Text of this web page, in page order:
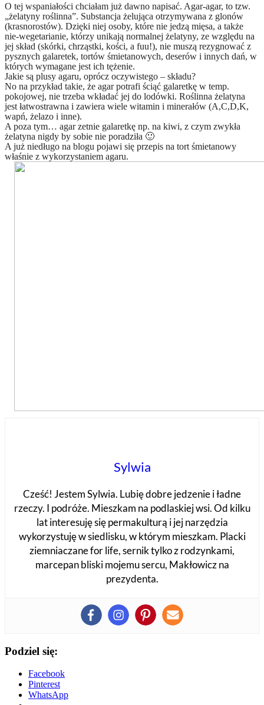
O tej wspaniałości chciałam już dawno napisać. Agar-agar, to tzw.
„żelatyny roślinna”. Substancja żelująca otrzymywana z glonów
(krasnorostów). Dzięki niej osoby, które nie jedzą mięsa, a także
nie-wegetarianie, którzy unikają normalnej żelatyny, ze względu na
jej skład (skórki, chrząstki, kości, a fuu!), nie muszą rezygnować z
pysznych galaretek, tortów śmietanowych, deserów i innych dań, w
których wymagane jest ich tężenie.
Jakie są plusy agaru, oprócz oczywistego – składu?
No na przykład takie, że agar potrafi ściąć galaretkę w temp.
pokojowej, nie trzeba wkładać jej do lodówki. Roślinna żelatyna
jest łatwostrawna i zawiera wiele witamin i minerałów (A,C,D,K,
wapń, żelazo i inne).
A poza tym… agar zetnie galaretkę np. na kiwi, z czym zwykła
żelatyna nigdy by sobie nie poradziła 🙂
A już niedługo na blogu pojawi się przepis na tort śmietanowy
właśnie z wykorzystaniem agaru.
Sylwia
Cześć! Jestem Sylwia. Lubię dobre jedzenie i ładne
rzeczy. I podróże. Mieszkam na podlaskiej wsi. Od kilku
lat interesuję się permakulturą i jej narzędzia
wykorzystuję w siedlisku, w którym mieszkam. Placki
ziemniaczane for life, sernik tylko z rodzynkami,
marcepan bliski mojemu sercu, Makłowicz na
prezydenta.
Podziel się:
Facebook
Pinterest
WhatsApp